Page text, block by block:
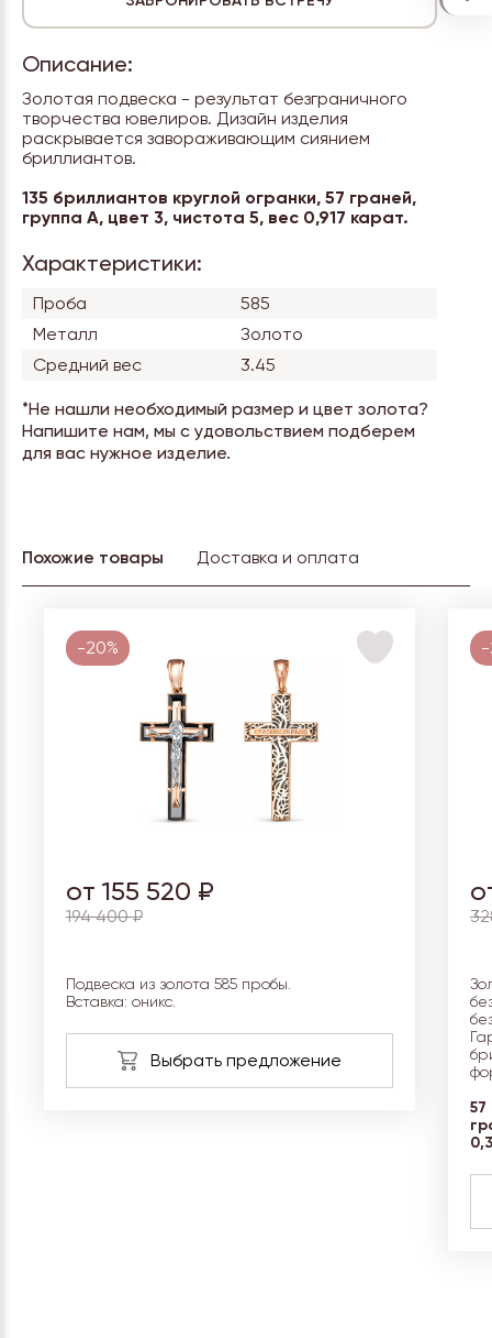
Описание:
Золотая подвеска - результат безграничного
творчества ювелиров. Дизайн изделия
раскрывается завораживающим сиянием
бриллиантов.
135 бриллиантов круглой огранки, 57 граней,
группа А, цвет 3, чистота 5, вес 0,917 карат.
Характеристики:
Проба
585
Металл
Золото
Средний вес
3.45
*Не нашли необходимый размер и цвет золота?
Напишите нам, мы с удовольствием подберем
для вас нужное изделие.
Похожие товары Доставка и оплата
-20%
от 155 520 ₽
194 400 ₽
Подвеска из золота 585 пробы.
Вставка: оникс.
-
57